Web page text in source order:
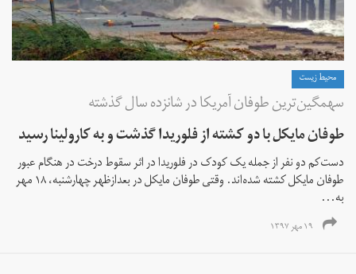
محیط زیست
سهمگین‌ترین طوفان آمریکا در شانزده سال گذشته
طوفان مایکل با دو کشته از فلوریدا گذشت و به کارولینا رسید
دست‌کم دو نفر از جمله یک کودک در فلوریدا در اثر سقوط درخت در هنگام عبور
طوفان مایکل کشته شده‌اند. وقتی طوفان مایکل در بعدازظهر چهارشنبه، ۱۸ مهر
به...
۱۹ مهر ۱۳۹۷